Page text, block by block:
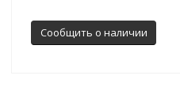
Сообщить о наличии